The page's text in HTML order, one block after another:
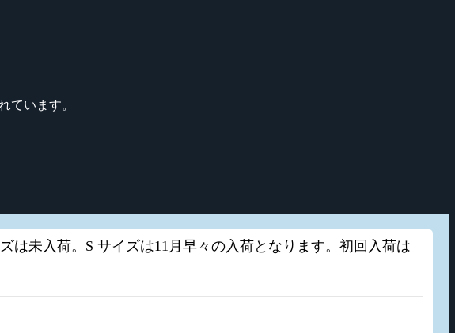
ています。
は未入荷。S サイズは11月早々の入荷となります。初回入荷は